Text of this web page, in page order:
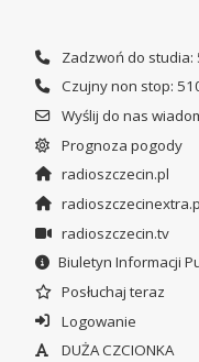
Zadzwoń do studia:
Czujny non stop:
Wyślij do nas
Prognoza pogody
radioszczecin.pl
radioszczecin.tv
Biuletyn Informacji
Posłuchaj teraz
Logowanie
DUŻA CZCIONKA